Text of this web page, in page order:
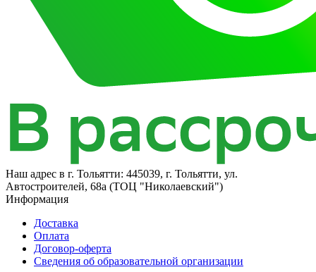
Наш адрес в г. Тольятти: 445039, г. Тольятти, ул.
Автостроителей, 68а (ТОЦ "Николаевский")
Информация
Доставка
Оплата
Договор-оферта
Сведения об образовательной организации